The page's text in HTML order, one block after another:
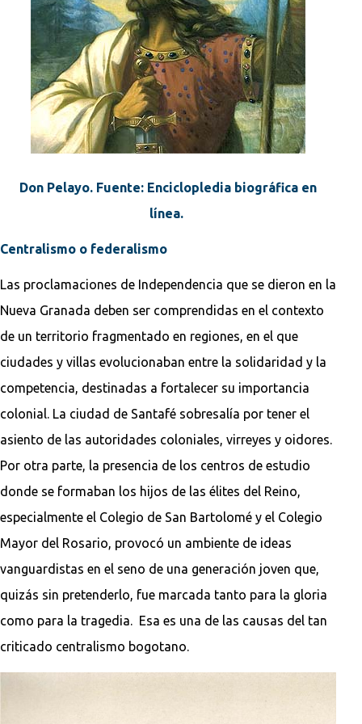
Don Pelayo. Fuente: Enciclopledia biográfica en
línea.
Centralismo o federalismo
Las proclamaciones de Independencia que se dieron en la
Nueva Granada deben ser comprendidas en el contexto
de un territorio fragmentado en regiones, en el que
ciudades y villas evolucionaban entre la solidaridad y la
competencia, destinadas a fortalecer su importancia
colonial. La ciudad de Santafé sobresalía por tener el
asiento de las autoridades coloniales, virreyes y oidores.
Por otra parte, la presencia de los centros de estudio
donde se formaban los hijos de las élites del Reino,
especialmente el Colegio de San Bartolomé y el Colegio
Mayor del Rosario, provocó un ambiente de ideas
vanguardistas en el seno de una generación joven que,
quizás sin pretenderlo, fue marcada tanto para la gloria
como para la tragedia. Esa es una de las causas del tan
criticado centralismo bogotano.